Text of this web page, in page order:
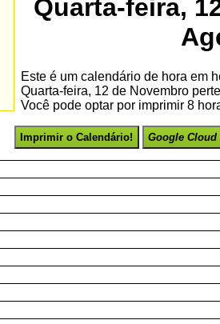
Quarta-feira,
Este é um calendário de hora em
Quarta-feira, 12 de Novembro
Você pode optar por imprimir 8
Imprimir o Calendário! Google Cloud